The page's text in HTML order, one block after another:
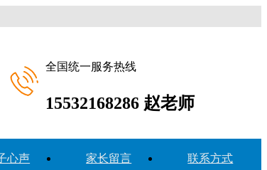
全国统一服务热线
15532168286 赵老师
心声 家长留言 联系方式